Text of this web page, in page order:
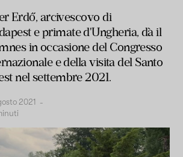
Erdő, arcivescovo di
e primate d'Ungheria, dà il
in occasione del Congresso
e della visita del Santo
nel settembre 2021.
2021 -